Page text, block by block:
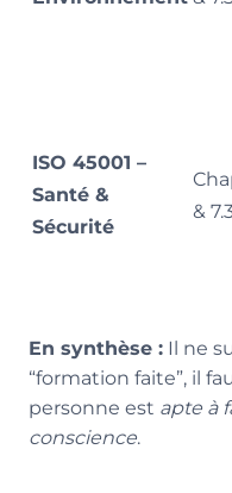
ISO 45001 –
Santé &
Sécurité
&
En synthèse : Il ne
“formation faite”, il
personne est apte à
conscience.